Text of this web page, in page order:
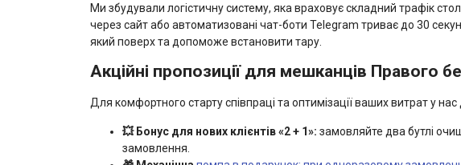
Ми збудували логістичну систему, яка враховує складний трафік
через сайт або автоматизовані чат-боти Telegram триває до 30
який поверх та допоможе встановити тару.
Акційні пропозиції для мешканців Правого
Для комфортного старту співпраці та оптимізації ваших витрат у нас
💥 Бонус для нових клієнтів «2 + 1»: замовляйте два бутлі
замовлення.